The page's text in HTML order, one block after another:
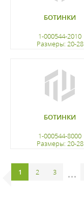
БОТИНКИ
1-000544-2010
Размеры: 20-28
БОТИНКИ
1-000544-8000
Размеры: 20-28
регистрацию
1 2 3